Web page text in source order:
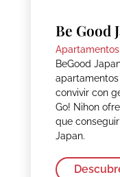
Be Good
Apartamentos
BeGood
convivir con
Go! Nihon
que
Japan.